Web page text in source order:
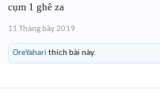
cụm 1 ghê za
11 Tháng bảy 2019
OreYahari thích bài này.